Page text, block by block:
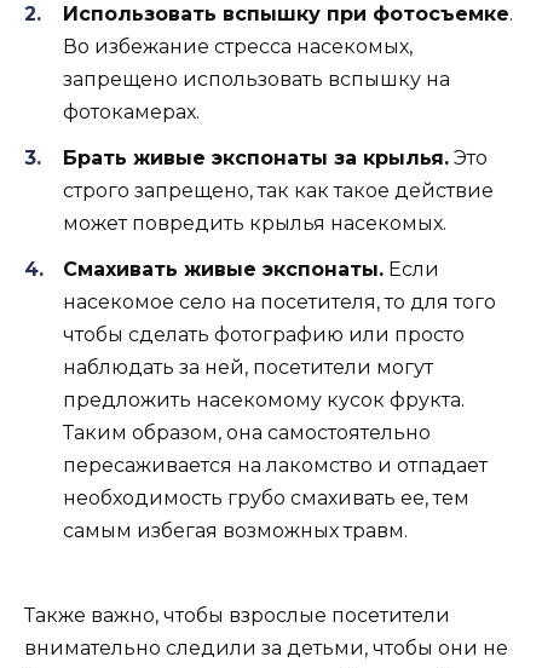
Использовать вспышку при фотосъемке.
Во избежание стресса насекомых,
запрещено использовать вспышку на
фотокамерах.
Брать живые экспонаты за крылья. Это
строго запрещено, так как такое действие
может повредить крылья насекомых.
Смахивать живые экспонаты. Если
насекомое село на посетителя, то для того
чтобы сделать фотографию или просто
наблюдать за ней, посетители могут
предложить насекомому кусок фрукта.
Таким образом, она самостоятельно
пересаживается на лакомство и отпадает
необходимость грубо смахивать ее, тем
самым избегая возможных травм.
Также важно, чтобы взрослые посетители
внимательно следили за детьми, чтобы они не